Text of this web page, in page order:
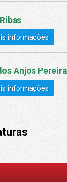
informações
Anjos Pereira
informações